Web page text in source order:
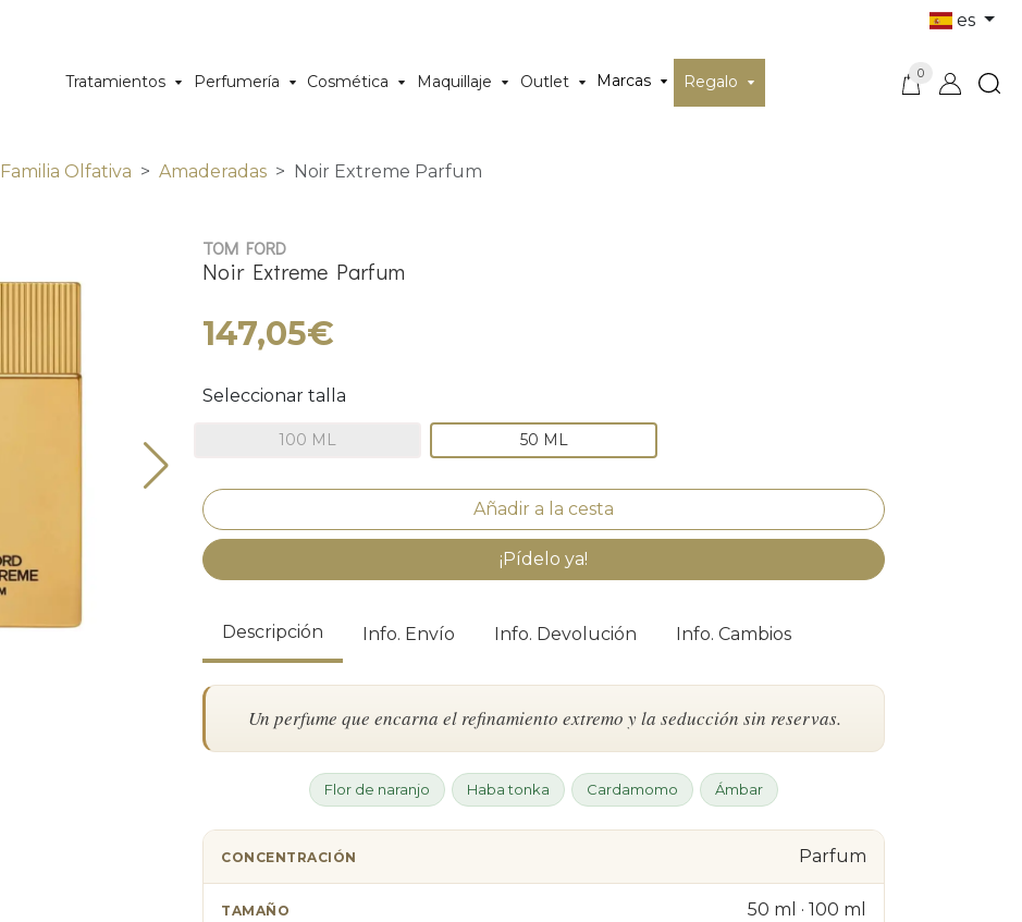
es
Tratamientos Perfumería Cosmética Maquillaje Outlet Marcas Regalo 0
Familia Olfativa Amaderadas Noir Extreme Parfum
TOM FORD
Noir Extreme Parfum
147,05€
Seleccionar talla
100 ML 50 ML
¡Pídelo ya!
Descripción Info. Envío Info. Devolución Info. Cambios
Un perfume que encarna el refinamiento extremo y la seducción sin reservas.
Flor de naranjo Haba tonka Cardamomo Ámbar
CONCENTRACIÓN Parfum
TAMAÑO 50 ml · 100 ml